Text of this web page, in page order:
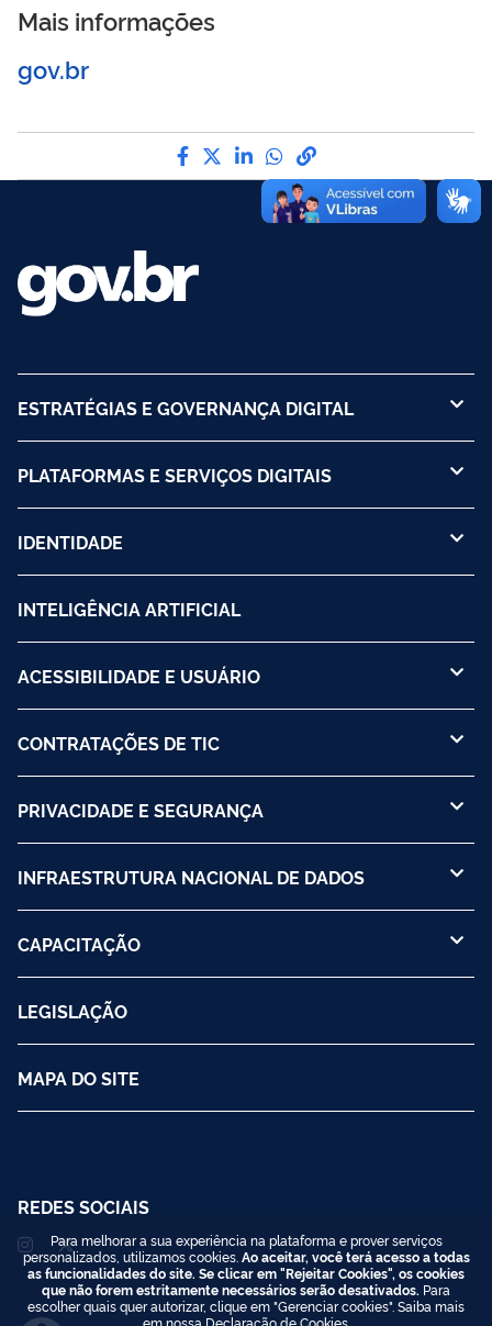
Mais informações
gov.br
Compartilhe por Facebook
Compartilhe por Twitter
Compartilhe por
Compartilhe por
link para Copiar
ESTRATÉGIAS E GOVERNANÇA DIGITAL
PLATAFORMAS E SERVIÇOS DIGITAIS
IDENTIDADE
INTELIGÊNCIA ARTIFICIAL
ACESSIBILIDADE E USUÁRIO
CONTRATAÇÕES DE TIC
PRIVACIDADE E SEGURANÇA
INFRAESTRUTURA NACIONAL DE DADOS
CAPACITAÇÃO
LEGISLAÇÃO
MAPA DO SITE
REDES SOCIAIS
Para melhorar a sua experiência na plataforma e prover serviços
personalizados, utilizamos cookies. Ao aceitar, você terá acesso a todas
as funcionalidades do site. Se clicar em "Rejeitar Cookies", os cookies
que não forem estritamente necessários serão desativados. Para
escolher quais quer autorizar, clique em "Gerenciar cookies". Saiba mais
em nossa Declaração de Cookies.